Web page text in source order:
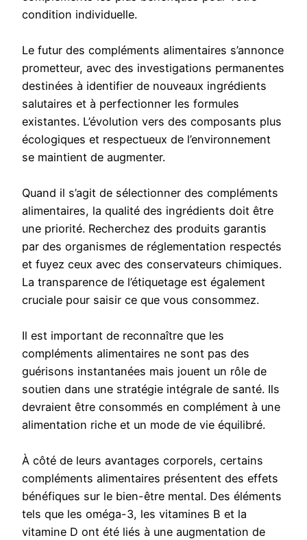
condition individuelle.
Le futur des compléments alimentaires s’annonce
prometteur, avec des investigations permanentes
destinées à identifier de nouveaux ingrédients
salutaires et à perfectionner les formules
existantes. L’évolution vers des composants plus
écologiques et respectueux de l’environnement
se maintient de augmenter.
Quand il s’agit de sélectionner des compléments
alimentaires, la qualité des ingrédients doit être
une priorité. Recherchez des produits garantis
par des organismes de réglementation respectés
et fuyez ceux avec des conservateurs chimiques.
La transparence de l’étiquetage est également
cruciale pour saisir ce que vous consommez.
Il est important de reconnaître que les
compléments alimentaires ne sont pas des
guérisons instantanées mais jouent un rôle de
soutien dans une stratégie intégrale de santé. Ils
devraient être consommés en complément à une
alimentation riche et un mode de vie équilibré.
À côté de leurs avantages corporels, certains
compléments alimentaires présentent des effets
bénéfiques sur le bien-être mental. Des éléments
tels que les oméga-3, les vitamines B et la
vitamine D ont été liés à une augmentation de